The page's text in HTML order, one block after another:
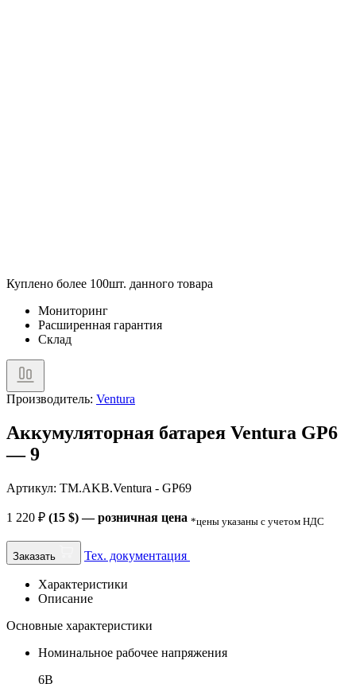
Куплено более 100шт. данного товара
Мониторинг
Расширенная гарантия
Склад
Производитель: Ventura
Аккумуляторная батарея Ventura GP6
— 9
Артикул: TM.AKB.Ventura - GP69
1 220 ₽ (15 $) — розничная цена *цены указаны с учетом НДС
Заказать Тех. документация
Характеристики
Описание
Основные характеристики
Номинальное рабочее напряжения
6В